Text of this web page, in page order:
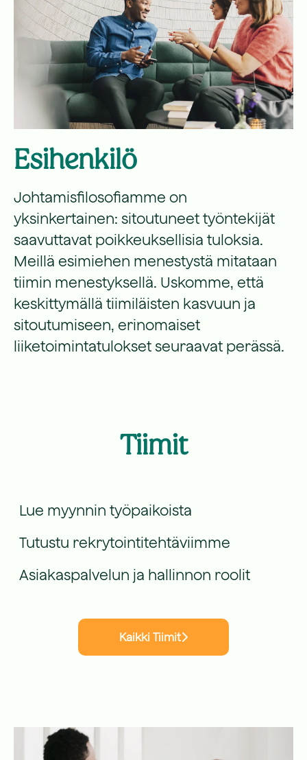
Esihenkilö
Johtamisfilosofiamme on
yksinkertainen: sitoutuneet työntekijät
saavuttavat poikkeuksellisia tuloksia.
Meillä esimiehen menestystä mitataan
tiimin menestyksellä. Uskomme, että
keskittymällä tiimiläisten kasvuun ja
sitoutumiseen, erinomaiset
liiketoimintatulokset seuraavat perässä.
Tiimit
Lue myynnin työpaikoista
Tutustu rekrytointitehtäviimme
Asiakaspalvelun ja hallinnon roolit
Kaikki Tiimit